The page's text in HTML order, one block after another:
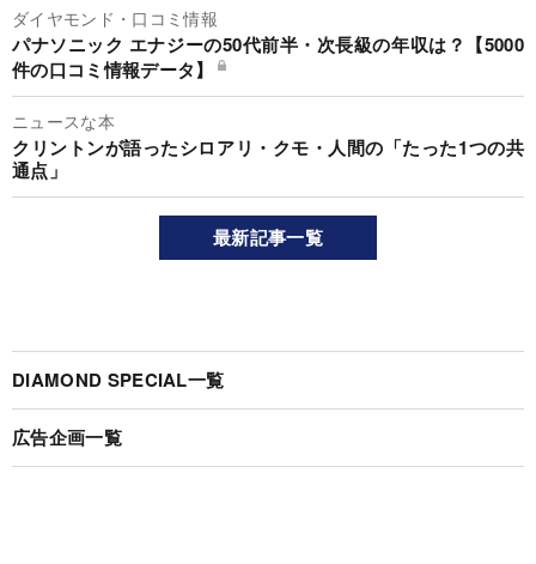
ダイヤモンド・口コミ情報
パナソニック エナジーの50代前半・次長級の年収は？【5000
件の口コミ情報データ】
ニュースな本
クリントンが語ったシロアリ・クモ・人間の「たった1つの共
通点」
最新記事一覧
DIAMOND SPECIAL一覧
広告企画一覧